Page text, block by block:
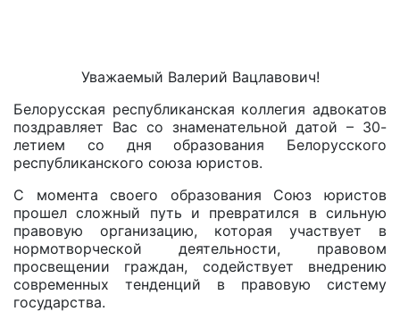
Уважаемый Валерий Вацлавович!
Белорусская республиканская коллегия адвокатов
поздравляет Вас со знаменательной датой – 30-
летием со дня образования Белорусского
республиканского союза юристов.
С момента своего образования Союз юристов
прошел сложный путь и превратился в сильную
правовую организацию, которая участвует в
нормотворческой деятельности, правовом
просвещении граждан, содействует внедрению
современных тенденций в правовую систему
государства.